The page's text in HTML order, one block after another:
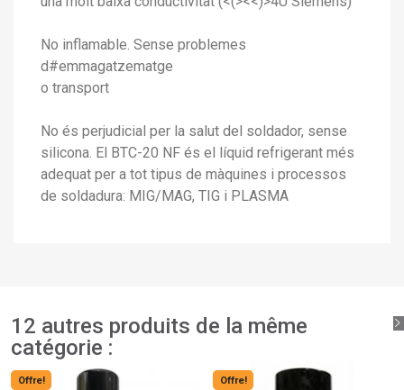
No inflamable. Sense problemes
d#emmagatzematge
o transport
No és perjudicial per la salut del soldador, sense
silicona. El BTC-20 NF és el líquid refrigerant més
adequat per a tot tipus de màquines i processos
de soldadura: MIG/MAG, TIG i PLASMA
12 autres produits de la même
catégorie :
Offre! Offre!